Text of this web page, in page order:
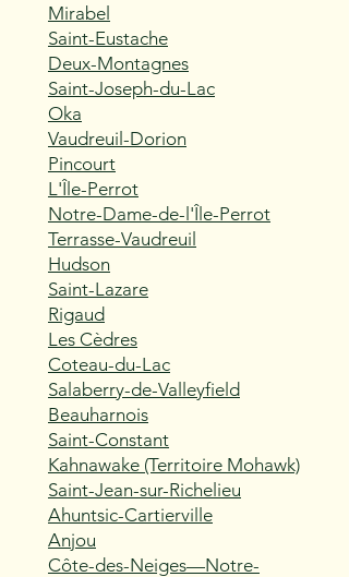
Mirabel
Saint-Eustache
Deux-Montagnes
Saint-Joseph-du-Lac
Oka
Vaudreuil-Dorion
Pincourt
L'Île-Perrot
Notre-Dame-de-l'Île-Perrot
Terrasse-Vaudreuil
Hudson
Saint-Lazare
Rigaud
Les Cèdres
Coteau-du-Lac
Salaberry-de-Valleyfield
Beauharnois
Saint-Constant
Kahnawake (Territoire Mohawk)
Saint-Jean-sur-Richelieu
Ahuntsic-Cartierville
Anjou
Côte-des-Neiges—Notre-